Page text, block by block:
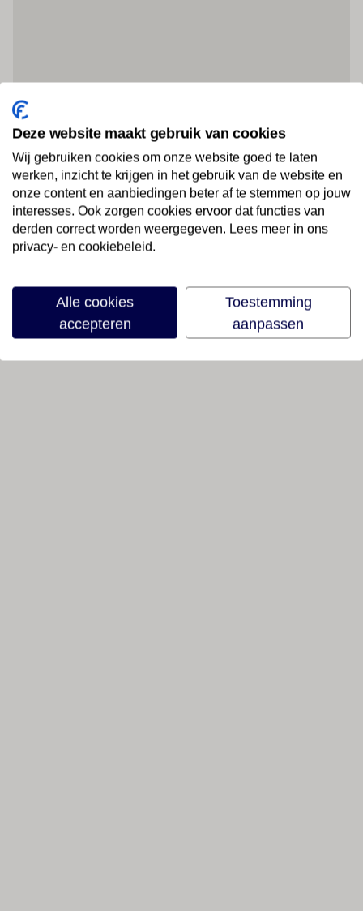
Deze website maakt gebruik van cookies
Wij gebruiken cookies om onze website goed te laten
werken, inzicht te krijgen in het gebruik van de website en
onze content en aanbiedingen beter af te stemmen op jouw
interesses. Ook zorgen cookies ervoor dat functies van
derden correct worden weergegeven. Lees meer in ons
privacy- en cookiebeleid.
Alle cookies
accepteren
Toestemming
aanpassen